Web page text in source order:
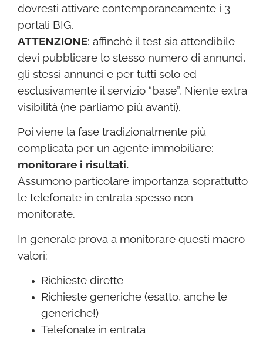
dovresti attivare contemporaneamente i 3
portali BIG.
ATTENZIONE: affinchè il test sia attendibile
devi pubblicare lo stesso numero di annunci,
gli stessi annunci e per tutti solo ed
esclusivamente il servizio “base”. Niente extra
visibilità (ne parliamo più avanti).
Poi viene la fase tradizionalmente più
complicata per un agente immobiliare:
monitorare i risultati.
Assumono particolare importanza soprattutto
le telefonate in entrata spesso non
monitorate.
In generale prova a monitorare questi macro
valori:
Richieste dirette
Richieste generiche (esatto, anche le
generiche!)
Telefonate in entrata